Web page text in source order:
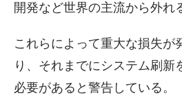
開発など世界の主流から外れ
これらによって重大な損失が
り、それまでにシステム刷新
必要があると警告している。